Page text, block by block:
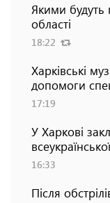
Якими будуть
області
18:22
Харківські
допомоги
17:19
У Харкові
16:33
Після